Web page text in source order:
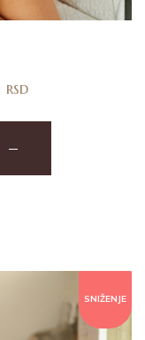
rsd
SNIŽENJE